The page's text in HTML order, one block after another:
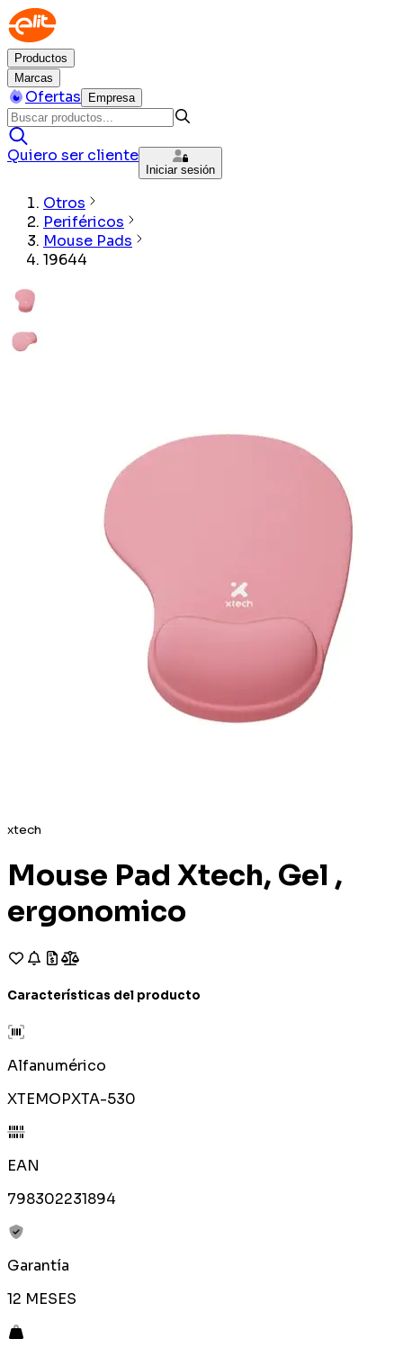
Productos
Marcas
Ofertas Empresa
Quiero ser cliente
Iniciar sesión
Otros
Periféricos
Mouse Pads
19644
xtech
Mouse Pad Xtech, Gel ,
ergonomico
Características del producto
Alfanumérico
XTEMOPXTA-530
EAN
798302231894
Garantía
12 MESES